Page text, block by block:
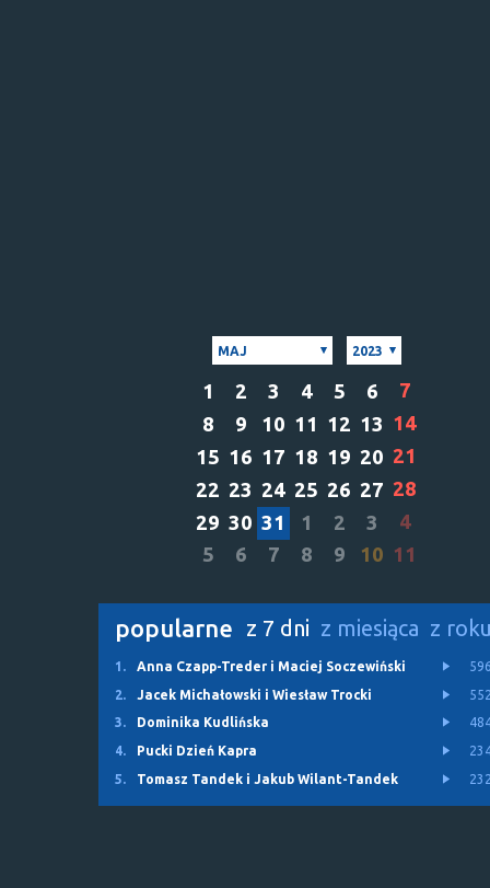
MAJ 2023
1 2 3 4 5 6
7
8
9 10 11 12 13 14
15 16 17 18 19 20 21
22 23 24 25 26 27 28
29 30 31 1 2 3
4
5
6 7 8 9 10 11
popularne z 7 dni z miesiąca z
1. Anna Czapp-Treder i Maciej Soczewiński
2.
Jacek Michałowski i Wiesław Trocki
3.
Dominika Kudlińska
4.
Pucki Dzień Kapra
5.
Tomasz Tandek i Jakub Wilant-Tandek